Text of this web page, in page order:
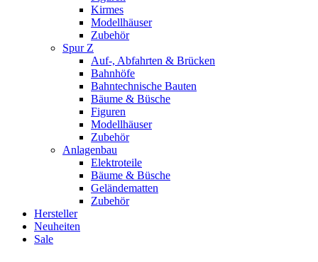
Kirmes
Modellhäuser
Zubehör
Spur Z
Auf-, Abfahrten & Brücken
Bahnhöfe
Bahntechnische Bauten
Bäume & Büsche
Figuren
Modellhäuser
Zubehör
Anlagenbau
Elektroteile
Bäume & Büsche
Geländematten
Zubehör
Hersteller
Neuheiten
Sale